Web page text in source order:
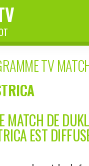
TV
MATCH DE
EST